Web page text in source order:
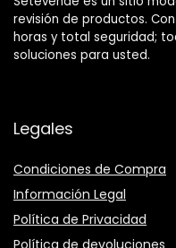
revisión de productos.
horas y total seguridad;
soluciones para usted.
Legales
Condiciones de Compra
Información Legal
Política de Privacidad